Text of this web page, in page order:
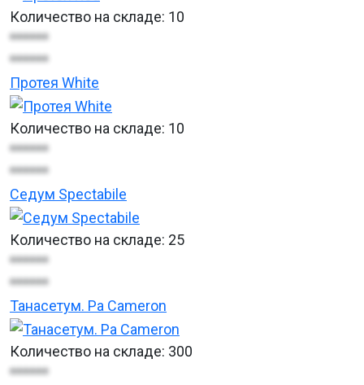
Количество на складе: 10
******
******
Протея White
Количество на складе: 10
******
******
Седум Spectabile
Количество на складе: 25
******
******
Танасетум. Pa Cameron
Количество на складе: 300
******